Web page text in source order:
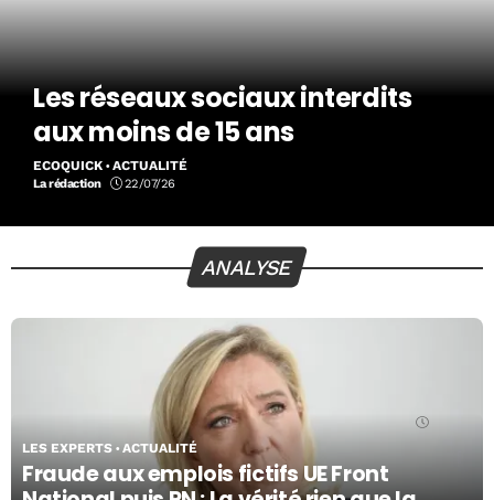
ANALYSE
Les réseaux sociaux interdits
aux moins de 15 ans
ECOQUICK ACTUALITÉ
La rédaction 22/07/26
Fraude aux emplois fictifs UE Front
LES EXPERTS ACTUALITÉ